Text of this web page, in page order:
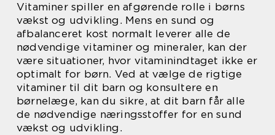
Vitaminer spiller en afgørende rolle i børns
vækst og udvikling. Mens en sund og
afbalanceret kost normalt leverer alle de
nødvendige vitaminer og mineraler, kan der
være situationer, hvor vitaminindtaget ikke er
optimalt for børn. Ved at vælge de rigtige
vitaminer til dit barn og konsultere en
børnelæge, kan du sikre, at dit barn får alle
de nødvendige næringsstoffer for en sund
vækst og udvikling.